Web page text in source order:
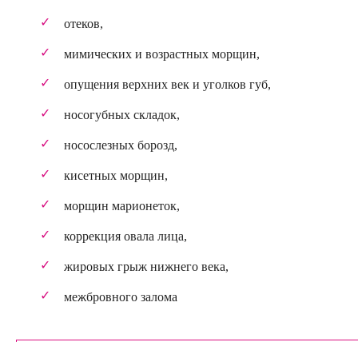
отеков,
мимических и возрастных морщин,
опущения верхних век и уголков губ,
носогубных складок,
носослезных борозд,
кисетных морщин,
морщин марионеток,
коррекция овала лица,
жировых грыж нижнего века,
межбровного залома